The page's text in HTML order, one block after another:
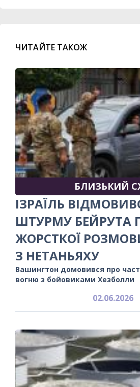
ЧИТАЙТЕ ТАКОЖ
БЛИЗЬКИЙ
ІЗРАЇЛЬ
ШТУРМУ БЕЙРУТА
ЖОРСТКОЇ
З НЕТАНЬЯХУ
Вашингтон домовився про
вогню з бойовиками Хезболли
02.06.2026